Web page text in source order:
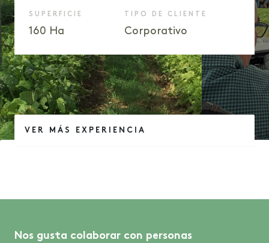
SUPERFICIE
160 Ha
TIPO DE CLIENTE
Corporativo
VER MÁS EXPERIENCIA
Nos gusta colaborar con personas